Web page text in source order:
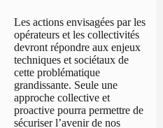
Les actions envisagées par les
opérateurs et les collectivités
devront répondre aux enjeux
techniques et sociétaux de
cette problématique
grandissante. Seule une
approche collective et
proactive pourra permettre de
sécuriser l’avenir de nos